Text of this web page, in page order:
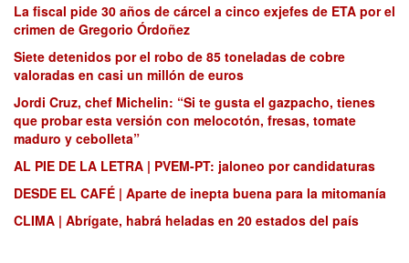
La fiscal pide 30 años de cárcel a cinco exjefes de ETA por el
crimen de Gregorio Órdoñez
Siete detenidos por el robo de 85 toneladas de cobre
valoradas en casi un millón de euros
Jordi Cruz, chef Michelin: “Si te gusta el gazpacho, tienes
que probar esta versión con melocotón, fresas, tomate
maduro y cebolleta”
AL PIE DE LA LETRA | PVEM-PT: jaloneo por candidaturas
DESDE EL CAFÉ | Aparte de inepta buena para la mitomanía
CLIMA | Abrígate, habrá heladas en 20 estados del país